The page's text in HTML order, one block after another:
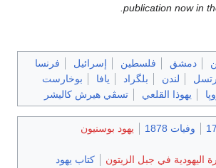
publication now in
دمشق فلسطين إسرائيل
فرنسا
لندن بلگراد يافا
بوخارست
يهوذا القلعي تسڤي هيرش كاليشر
وفيات 1878
يهود بوسنيون
اليهودية في جبل الزيتون
كتاب يهود